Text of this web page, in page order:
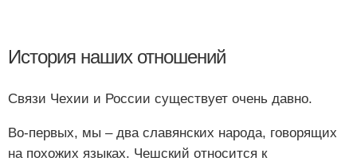
История наших отношений
Связи Чехии и России существует очень давно.
Во-первых, мы – два славянских народа, говорящих
на похожих языках. Чешский относится к